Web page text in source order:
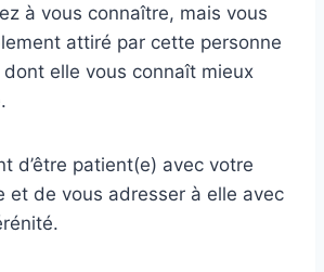
à vous connaître, mais vous
attiré par cette personne
elle vous connaît mieux
d’être patient(e) avec votre
et de vous adresser à elle avec